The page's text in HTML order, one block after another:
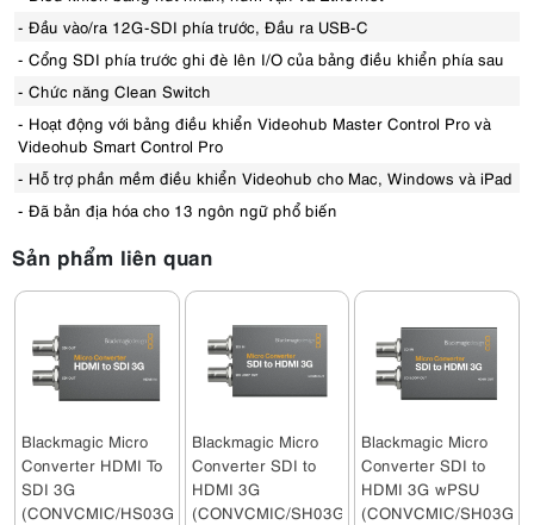
- Đầu vào/ra 12G-SDI phía trước, Đầu ra USB-C
- Cổng SDI phía trước ghi đè lên I/O của bảng điều khiển phía sau
- Chức năng Clean Switch
- Hoạt động với bảng điều khiển Videohub Master Control Pro và
Videohub Smart Control Pro
- Hỗ trợ phần mềm điều khiển Videohub cho Mac, Windows và iPad
- Đã bản địa hóa cho 13 ngôn ngữ phổ biến
Sản phẩm liên quan
Blackmagic Micro
Converter HDMI To
SDI 3G
(CONVCMIC/HS03G)
Blackmagic Micro
Converter SDI to
HDMI 3G
(CONVCMIC/SH03G)
Blackmagic Micro
Converter SDI to
HDMI 3G wPSU
(CONVCMIC/SH03G/